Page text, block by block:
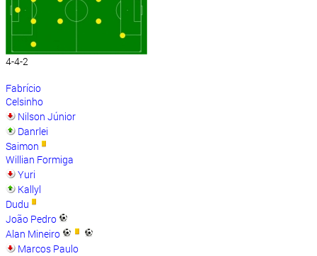
4-4-2
Fabrício
Celsinho
Nilson Júnior
Danrlei
Saimon
Willian Formiga
Yuri
Kallyl
Dudu
João Pedro
Alan Mineiro
Marcos Paulo